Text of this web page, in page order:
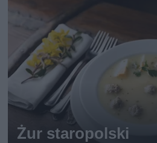
Żur staropolski